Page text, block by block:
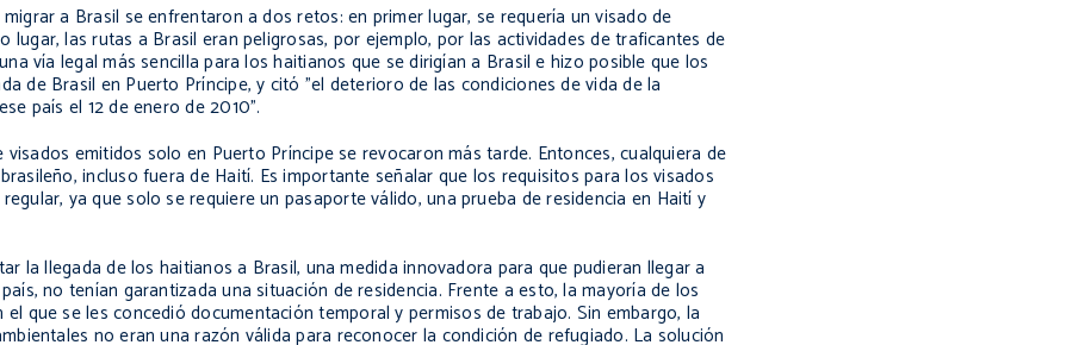
a Brasil se enfrentaron a dos retos: en primer lugar, se requería un visado de
las rutas a Brasil eran peligrosas, por ejemplo, por las actividades de traficantes de
vía legal más sencilla para los haitianos que se dirigían a Brasil e hizo posible que los
de Brasil en Puerto Príncipe, y citó "el deterioro de las condiciones de vida de la
país el 12 de enero de 2010".
emitidos solo en Puerto Príncipe se revocaron más tarde. Entonces, cualquiera de
incluso fuera de Haití. Es importante señalar que los requisitos para los visados
ya que solo se requiere un pasaporte válido, una prueba de residencia en Haití y
la llegada de los haitianos a Brasil, una medida innovadora para que pudieran llegar a
no tenían garantizada una situación de residencia. Frente a esto, la mayoría de los
que se les concedió documentación temporal y permisos de trabajo. Sin embargo, la
no eran una razón válida para reconocer la condición de refugiado. La solución